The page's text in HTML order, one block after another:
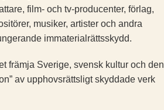
film- och tv-producenter, förlag,
musiker, artister och andra
­immaterialrättsskydd.
främja Sverige, svensk kultur och den
av upphovsrättsligt skyddade verk